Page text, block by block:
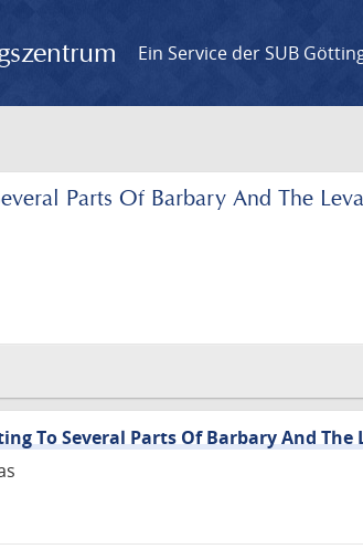
Ein Service der SUB
Parts Of Barbary And The
To Several Parts Of Barbary And The